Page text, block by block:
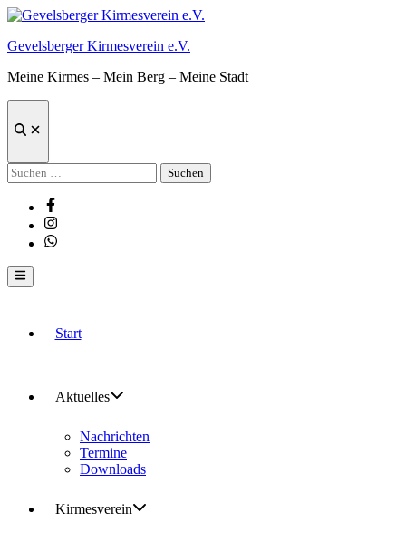
Zum
springen
Gevelsberger Kirmesverein e.V.
Meine Kirmes – Mein Berg – Meine Stadt
Suche
Suchen
nach:
Facebook
Instagram
Whatsapp
Hauptmenü
Start
Aktuelles
Nachrichten
Termine
Downloads
Kirmesverein